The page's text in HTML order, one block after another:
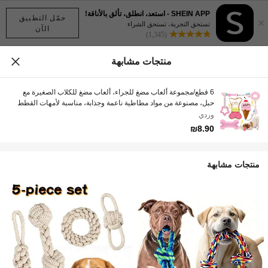
حمّل التطبيق
الآن
×
SHEIN APP - استعد، انطلق، تألق بالأناقة!
تستحق التجربة، تستحق الشراء
(1,345)
منتجات مشابهة
6 قطع/مجموعة ألعاب مضغ للجراء، ألعاب مضغ للكلاب الصغيرة مع
حبل، مصنوعة من مواد مطاطية ناعمة وجذابة، مناسبة لأمهات القطط
والكلاب وعشاق القطط والكلاب، أفضل هدية لأمهات القطط والكلاب
وردي
₪8.90
منتجات مشابهة